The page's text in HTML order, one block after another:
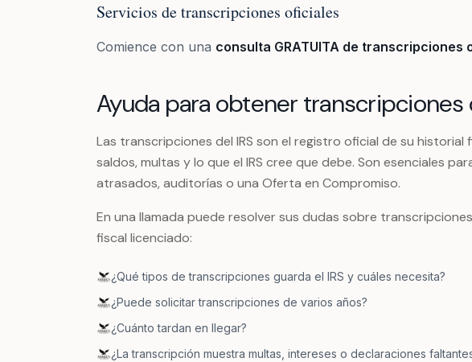
Servicios de transcripciones oficiales
Comience con una consulta GRATUITA de transcripciones
Ayuda para obtener transcripciones
Las transcripciones del IRS son el registro oficial de su historial
saldos, multas y lo que el IRS cree que debe. Son esenciales
atrasados, auditorías o una Oferta en Compromiso.
En una llamada puede resolver sus dudas sobre
fiscal licenciado:
¿Qué tipos de transcripciones guarda el IRS y cuáles necesita?
¿Puede solicitar transcripciones de varios años?
¿Cuánto tardan en llegar?
¿La transcripción muestra multas, intereses o declaraciones